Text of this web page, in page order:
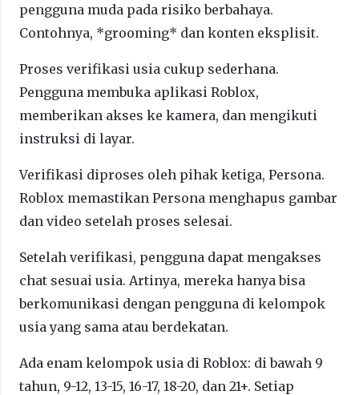
pengguna muda pada risiko berbahaya.
Contohnya, *grooming* dan konten eksplisit.
Proses verifikasi usia cukup sederhana.
Pengguna membuka aplikasi Roblox,
memberikan akses ke kamera, dan mengikuti
instruksi di layar.
Verifikasi diproses oleh pihak ketiga, Persona.
Roblox memastikan Persona menghapus gambar
dan video setelah proses selesai.
Setelah verifikasi, pengguna dapat mengakses
chat sesuai usia. Artinya, mereka hanya bisa
berkomunikasi dengan pengguna di kelompok
usia yang sama atau berdekatan.
Ada enam kelompok usia di Roblox: di bawah 9
tahun, 9-12, 13-15, 16-17, 18-20, dan 21+. Setiap